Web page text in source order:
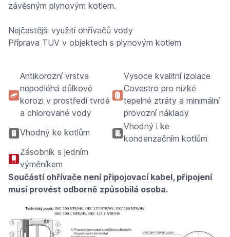
závěsným plynovým kotlem.
Nejčastějši využití ohřívačů vody
Příprava TUV v objektech s plynovým kotlem
Antikorozní vrstva
nepodléhá důlkové
korozi v prostředí tvrdé
a chlorované vody
Vysoce kvalitní izolace
Covestro pro nízké
tepelné ztráty a minimální
provozní náklady
Vhodný ke kotlům
Vhodný i ke
kondenzačním kotlům
Zásobník s jedním
výměníkem
Součástí ohřívače není připojovací kabel, připojení
musí provést odborně způsobilá osoba.